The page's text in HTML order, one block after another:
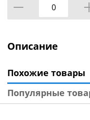
Описание
Похожие товары
Популярные